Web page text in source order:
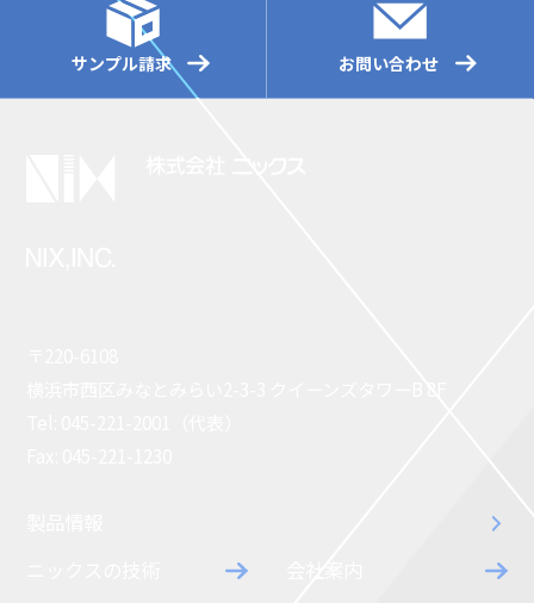
サンプル請求 お問い合わせ